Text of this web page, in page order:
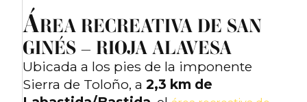
ÁREA RECREATIVA DE SAN
GINÉS – RIOJA ALAVESA
Ubicada a los pies de la imponente
Sierra de Toloño, a 2,3 km de